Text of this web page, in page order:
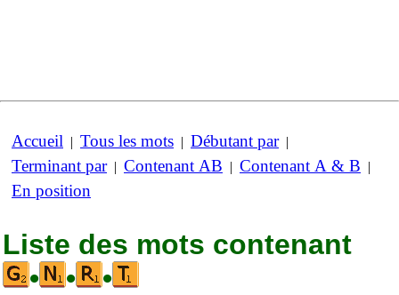
Accueil | Tous les mots | Débutant par|
Terminant par| Contenant AB | Contenant A & B |
En position
Liste des mots contenant
•
• •